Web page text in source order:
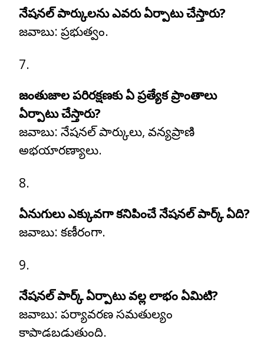
నేషనల్ పార్కులను ఎవరు ఏర్పాటు చేస్తారు?
జవాబు: ప్రభుత్వం.
జంతుజాల పరిరక్షణకు ఏ ప్రత్యేక ప్రాంతాలు
ఏర్పాటు చేస్తారు?
జవాబు: నేషనల్ పార్కులు, వన్యప్రాణి
అభయారణ్యాలు.
ఏనుగులు ఎక్కువగా కనిపించే నేషనల్ పార్క్ ఏది?
జవాబు: కణీరంగా.
నేషనల్ పార్క్ ఏర్పాటు వల్ల లాభం ఏమిటి?
జవాబు: పర్యావరణ సమతుల్యం
కాపాడబడుతుంది.